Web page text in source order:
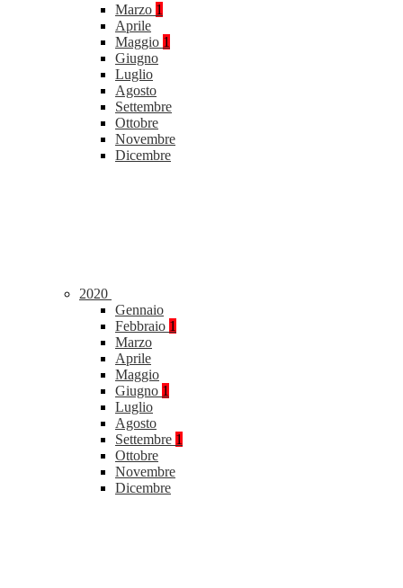
Marzo 1
Aprile
Maggio 1
Giugno
Luglio
Agosto
Settembre
Ottobre
Novembre
Dicembre
2020
Gennaio
Febbraio 1
Marzo
Aprile
Maggio
Giugno 1
Luglio
Agosto
Settembre 1
Ottobre
Novembre
Dicembre